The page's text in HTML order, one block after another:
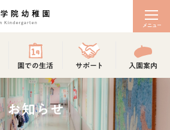
園での生活 サポート 入園案内
お知らせ